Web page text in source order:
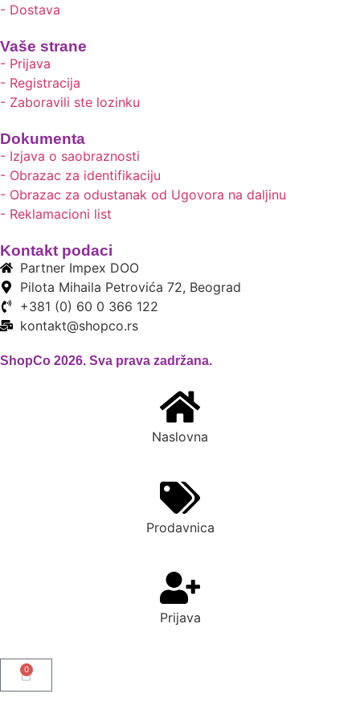
- Dostava
Vaše strane
- Prijava
- Registracija
- Zaboravili ste lozinku
Dokumenta
- Izjava o saobraznosti
- Obrazac za identifikaciju
- Obrazac za odustanak od Ugovora na daljinu
- Reklamacioni list
Kontakt podaci
Partner Impex DOO
Pilota Mihaila Petrovića 72, Beograd
+381 (0) 60 0 366 122
kontakt@shopco.rs
ShopCo 2026. Sva prava zadržana.
Naslovna
Prodavnica
Prijava
0